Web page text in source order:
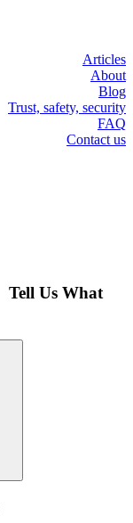
Articles
About
Blog
Trust, safety, security
FAQ
Contact us
Tell Us What